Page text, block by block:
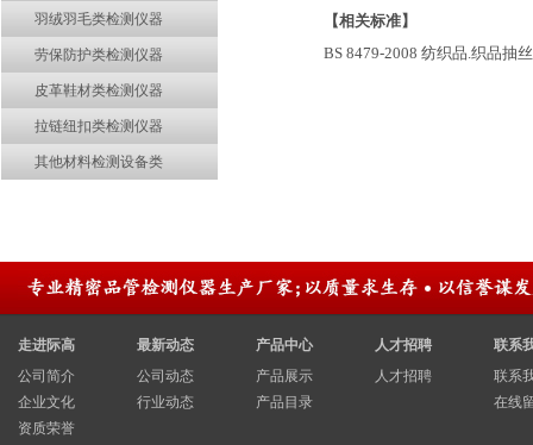
羽绒羽毛类检测仪器
劳保防护类检测仪器
皮革鞋材类检测仪器
拉链纽扣类检测仪器
其他材料检测设备类
【相关标准】
BS 8479-2008 纺织品 织品抽
走进际高
公司简介
企业文化
资质荣誉
最新动态
公司动态
行业动态
产品中心
产品展示
产品目录
人才招聘
人才招聘
联系
联系
在线